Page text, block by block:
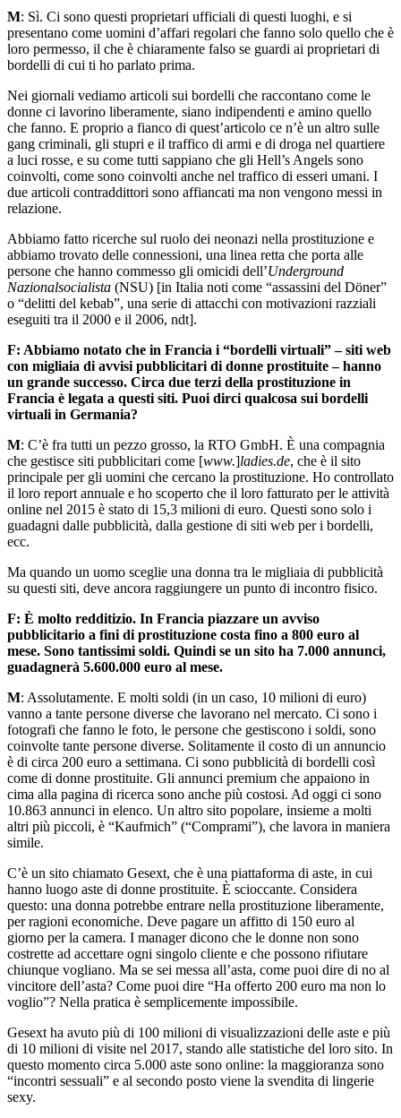
M: Sì. Ci sono questi proprietari ufficiali di questi luoghi, e si
presentano come uomini d’affari regolari che fanno solo quello che è
loro permesso, il che è chiaramente falso se guardi ai proprietari di
bordelli di cui ti ho parlato prima.
Nei giornali vediamo articoli sui bordelli che raccontano come le
donne ci lavorino liberamente, siano indipendenti e amino quello
che fanno. E proprio a fianco di quest’articolo ce n’è un altro sulle
gang criminali, gli stupri e il traffico di armi e di droga nel quartiere
a luci rosse, e su come tutti sappiano che gli Hell’s Angels sono
coinvolti, come sono coinvolti anche nel traffico di esseri umani. I
due articoli contraddittori sono affiancati ma non vengono messi in
relazione.
Abbiamo fatto ricerche sul ruolo dei neonazi nella prostituzione e
abbiamo trovato delle connessioni, una linea retta che porta alle
persone che hanno commesso gli omicidi dell’Underground
Nazionalsocialista (NSU) [in Italia noti come “assassini del Döner”
o “delitti del kebab”, una serie di attacchi con motivazioni razziali
eseguiti tra il 2000 e il 2006, ndt].
F: Abbiamo notato che in Francia i “bordelli virtuali” – siti web
con migliaia di avvisi pubblicitari di donne prostituite – hanno
un grande successo. Circa due terzi della prostituzione in
Francia è legata a questi siti. Puoi dirci qualcosa sui bordelli
virtuali in Germania?
M: C’è fra tutti un pezzo grosso, la RTO GmbH. È una compagnia
che gestisce siti pubblicitari come [www.]ladies.de, che è il sito
principale per gli uomini che cercano la prostituzione. Ho controllato
il loro report annuale e ho scoperto che il loro fatturato per le attività
online nel 2015 è stato di 15,3 milioni di euro. Questi sono solo i
guadagni dalle pubblicità, dalla gestione di siti web per i bordelli,
ecc.
Ma quando un uomo sceglie una donna tra le migliaia di pubblicità
su questi siti, deve ancora raggiungere un punto di incontro fisico.
F: È molto redditizio. In Francia piazzare un avviso
pubblicitario a fini di prostituzione costa fino a 800 euro al
mese. Sono tantissimi soldi. Quindi se un sito ha 7.000 annunci,
guadagnerà 5.600.000 euro al mese.
M: Assolutamente. E molti soldi (in un caso, 10 milioni di euro)
vanno a tante persone diverse che lavorano nel mercato. Ci sono i
fotografi che fanno le foto, le persone che gestiscono i soldi, sono
coinvolte tante persone diverse. Solitamente il costo di un annuncio
è di circa 200 euro a settimana. Ci sono pubblicità di bordelli così
come di donne prostituite. Gli annunci premium che appaiono in
cima alla pagina di ricerca sono anche più costosi. Ad oggi ci sono
10.863 annunci in elenco. Un altro sito popolare, insieme a molti
altri più piccoli, è “Kaufmich” (“Comprami”), che lavora in maniera
simile.
C’è un sito chiamato Gesext, che è una piattaforma di aste, in cui
hanno luogo aste di donne prostituite. È scioccante. Considera
questo: una donna potrebbe entrare nella prostituzione liberamente,
per ragioni economiche. Deve pagare un affitto di 150 euro al
giorno per la camera. I manager dicono che le donne non sono
costrette ad accettare ogni singolo cliente e che possono rifiutare
chiunque vogliano. Ma se sei messa all’asta, come puoi dire di no al
vincitore dell’asta? Come puoi dire “Ha offerto 200 euro ma non lo
voglio”? Nella pratica è semplicemente impossibile.
Gesext ha avuto più di 100 milioni di visualizzazioni delle aste e più
di 10 milioni di visite nel 2017, stando alle statistiche del loro sito. In
questo momento circa 5.000 aste sono online: la maggioranza sono
“incontri sessuali” e al secondo posto viene la svendita di lingerie
sexy.